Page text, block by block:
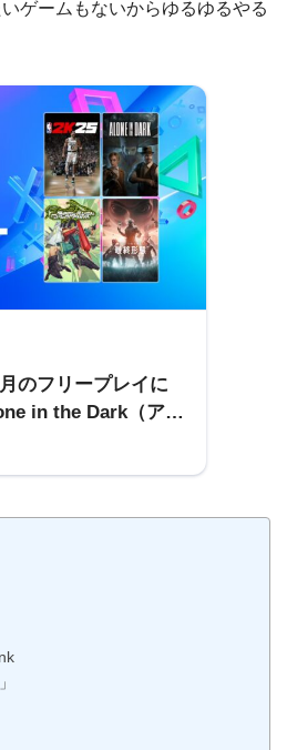
ゲームもないからゆるゆるやる
のフリープレイに
in the Dark（アロ
ク）』『Bomb